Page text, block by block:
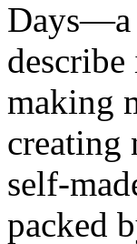
Days—a
making
creating
self-
packed